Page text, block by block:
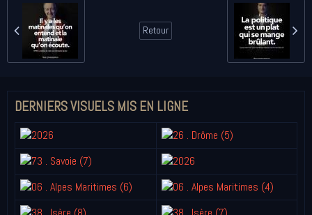
Retour
DERNIERS VISUELS MIS EN LIGNE